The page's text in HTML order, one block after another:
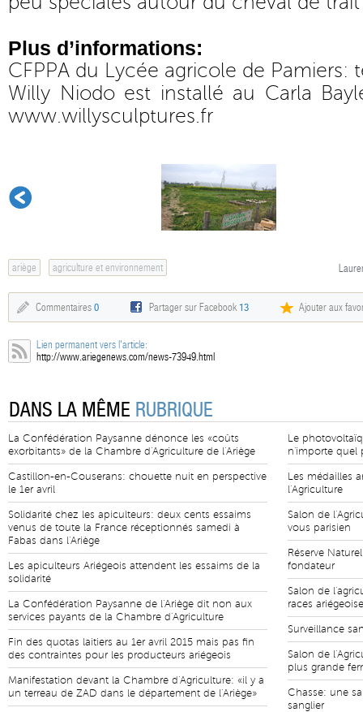
Plus d’informations:
CFPPA du Lycée agricole de Pamiers:
Willy Niodo est installé au Carla
www.willysculptures.fr
ariège agriculture et environnement
Commentaires 0 Partager sur Facebook13 Ajouter aux
Lien permanent vers l'article:
http://www.ariegenews.com/news-73949.html
DANS LA MÊME RUBRIQUE
La Confédération Paysanne dénonce les «coûts
exorbitants» de la Chambre d'Agriculture de l'Ariège
Castillon-en-Couserans: chouette nuit en perspective
le 1er avril
Solidarité chez les apiculteurs: deux cents essaims
venus de toute la France réceptionnés samedi à
Fabas dans l'Ariège
Les apiculteurs Ariégeois attendent les essaims de la
solidarité
La Confédération Paysanne de l'Ariège dit non aux
services payants de la Chambre d'Agriculture
Fin des quotas laitiers au 1er avril 2015 mais pas fin
des contraintes pour les producteurs ariégeois
Manifestation devant la Chambre d'Agriculture: «il y a
un terreau de ZAD dans le département de l'Ariège»
Le
n'importe quel
Les médailles
l'Agriculture
Salon de
vous parisien
Réserve
fondateur
Salon de
races
Surveillance
Salon de
plus grande
Chasse: une
sanglier